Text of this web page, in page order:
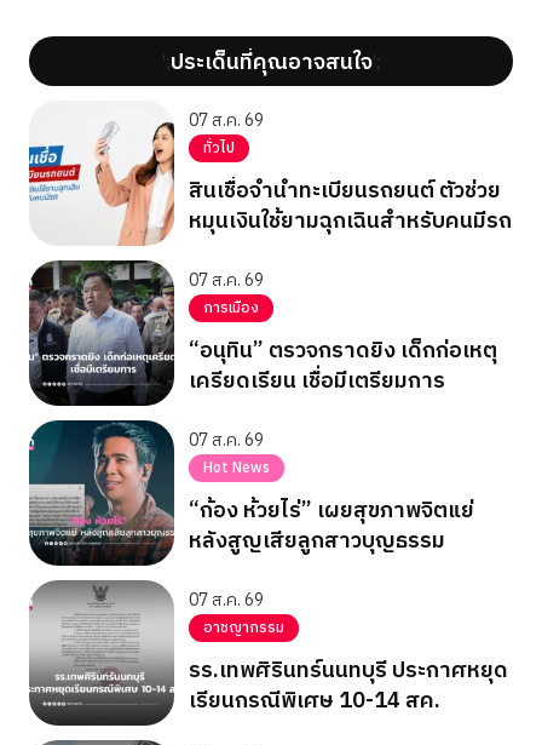
';ประเด็นที่คุณอาจสนใจ';
07 ส.ค. 69
ทั่วไป
สินเชื่อจำนำทะเบียนรถยนต์ ตัวช่วย
หมุนเงินใช้ยามฉุกเฉินสำหรับคนมีรถ
07 ส.ค. 69
การเมือง
“อนุทิน” ตรวจกราดยิง เด็กก่อเหตุ
เครียดเรียน เชื่อมีเตรียมการ
07 ส.ค. 69
Hot News
“ก้อง ห้วยไร่” เผยสุขภาพจิตแย่
หลังสูญเสียลูกสาวบุญธรรม
07 ส.ค. 69
อาชญากรรม
รร.เทพศิรินทร์นนทบุรี ประกาศหยุด
เรียนกรณีพิเศษ 10-14 สค.